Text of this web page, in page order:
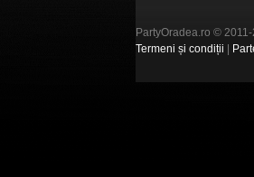
PartyOradea.ro ©
Termeni și condiții